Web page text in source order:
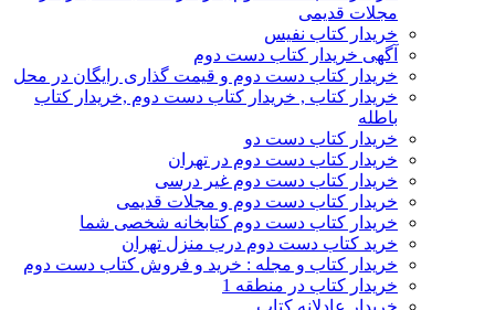
مجلات قدیمی
خریدار کتاب نفیس
آگهی خریدار کتاب دست دوم
خریدار کتاب دست دوم و قیمت گذاری رایگان در محل
خریدار کتاب , خریدار کتاب دست دوم ,خریدار کتاب
باطله
خریدار کتاب دست دو
خریدار کتاب دست دوم در تهران
خریدار کتاب دست دوم غیر درسی
خریدار کتاب دست دوم و مجلات قدیمی
خریدار کتاب دست دوم کتابخانه شخصی شما
خرید کتاب دست دوم درب منزل تهران
خریدار کتاب و مجله : خرید و فروش کتاب دست دوم
خریدار کتاب در منطقه 1